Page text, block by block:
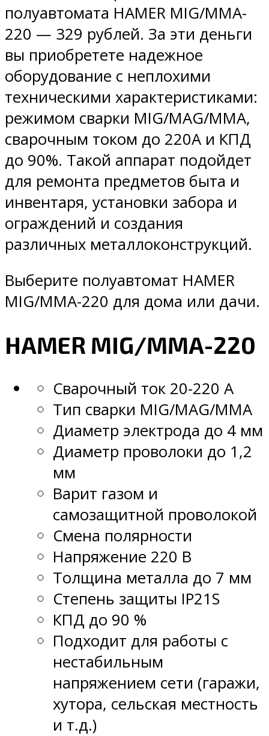
полуавтомата HAMER MIG/MMA-
220 — 329 рублей. За эти деньги
вы приобретете надежное
оборудование с неплохими
техническими характеристиками:
режимом сварки MIG/MAG/MMA,
сварочным током до 220А и КПД
до 90%. Такой аппарат подойдет
для ремонта предметов быта и
инвентаря, установки забора и
ограждений и создания
различных металлоконструкций.
Выберите полуавтомат HAMER
MIG/MMA-220 для дома или дачи.
HAMER MIG/MMA-220
Сварочный ток 20-220 А
Тип сварки MIG/MAG/MMA
Диаметр электрода до 4 мм
Диаметр проволоки до 1,2
мм
Варит газом и
самозащитной проволокой
Смена полярности
Напряжение 220 В
Толщина металла до 7 мм
Степень защиты IP21S
КПД до 90 %
Подходит для работы с
нестабильным
напряжением сети (гаражи,
хутора, сельская местность
и т.д.)